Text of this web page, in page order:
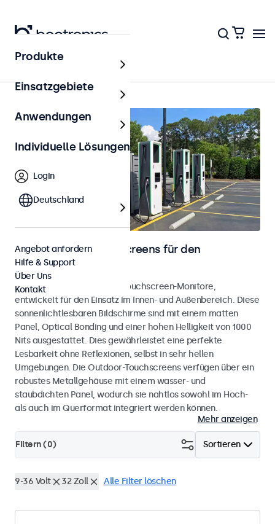
Startseite
Monitore und Touchscreens für den
Außenbereich
Wetterfeste Monitore und Touchscreen-Monitore,
entwickelt für den Einsatz im Innen- und Außenbereich. Diese
sonnenlichtlesbaren Bildschirme sind mit einem matten
Panel, Optical Bonding und einer hohen Helligkeit von 1000
Nits ausgestattet. Dies gewährleistet eine perfekte
Lesbarkeit ohne Reflexionen, selbst in sehr hellen
Umgebungen. Die Outdoor-Touchscreens verfügen über ein
robustes Metallgehäuse mit einem wasser- und
staubdichten Panel, wodurch sie nahtlos sowohl im Hoch-
als auch im Querformat integriert werden können.
Mehr anzeigen
Sortieren
Filtern (0)
9-36 Volt 32 Zoll Alle Filter löschen
Produkte
Einsatzgebiete
Anwendungen
Individuelle Lösungen
Login
Deutschland
Angebot anfordern
Hilfe & Support
Über Uns
Kontakt